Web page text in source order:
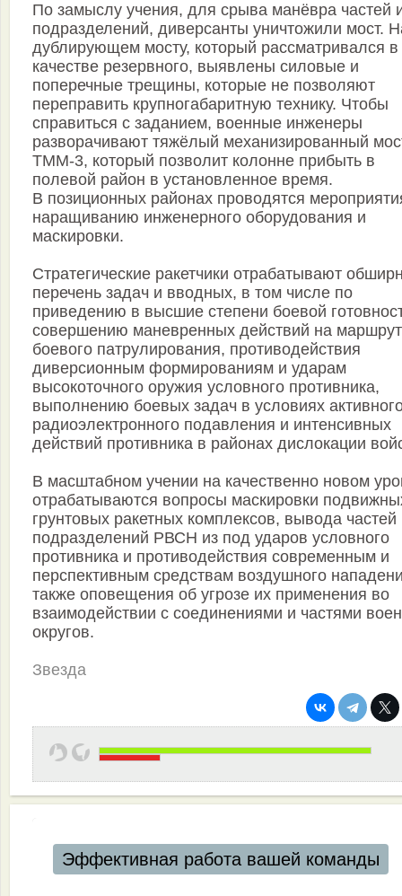
По замыслу учения, для срыва манёвра частей
подразделений, диверсанты уничтожили мост.
дублирующем мосту, который рассматривался в
качестве резервного, выявлены силовые и
поперечные трещины, которые не позволяют
переправить крупногабаритную технику. Чтобы
справиться с заданием, военные инженеры
разворачивают тяжёлый механизированный
ТММ-3, который позволит колонне прибыть в
полевой район в установленное время.
В позиционных районах проводятся
наращиванию инженерного оборудования и
маскировки.
Стратегические ракетчики отрабатывают
перечень задач и вводных, в том числе по
приведению в высшие степени боевой
совершению маневренных действий на
боевого патрулирования, противодействия
диверсионным формированиям и ударам
высокоточного оружия условного противника,
выполнению боевых задач в условиях
радиоэлектронного подавления и интенсивных
действий противника в районах дислокации
В масштабном учении на качественно новом
отрабатываются вопросы маскировки
грунтовых ракетных комплексов, вывода частей
подразделений РВСН из под ударов условного
противника и противодействия современным и
перспективным средствам воздушного
также оповещения об угрозе их применения во
взаимодействии с соединениями и частями
округов.
Звезда
Эффективная работа вашей команды